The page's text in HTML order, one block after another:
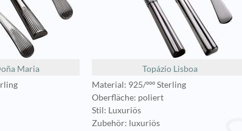
Maria
Topázio Lisboa
Material: 925/ººº Sterling
Oberfläche: poliert
Stil: Luxuriös
Zubehör: luxuriös